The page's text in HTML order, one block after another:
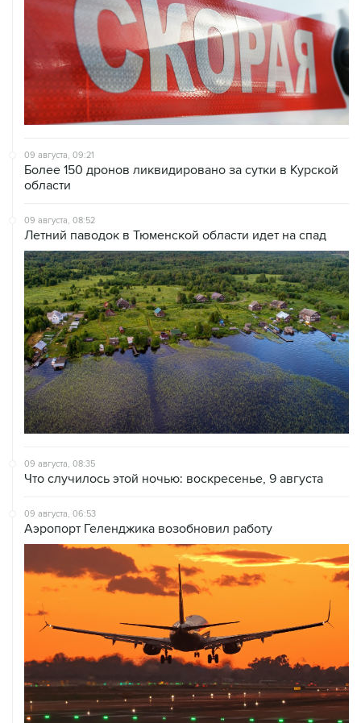
09 августа, 09:21
Более 150 дронов ликвидировано за сутки в Курской
области
09 августа, 08:52
Летний паводок в Тюменской области идет на спад
09 августа, 08:35
Что случилось этой ночью: воскресенье, 9 августа
09 августа, 06:53
Аэропорт Геленджика возобновил работу